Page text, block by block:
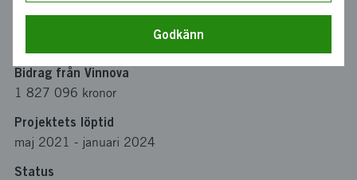
Bidrag från Vinnova
1 827 096 kronor
Projektets löptid
maj 2021 - januari 2024
Status
Godkänn